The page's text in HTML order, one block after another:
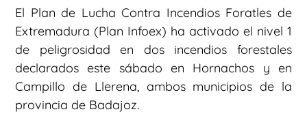
El Plan de Lucha Contra Incendios Foratles de
Extremadura (Plan Infoex) ha activado el nivel 1
de peligrosidad en dos incendios forestales
declarados este sábado en Hornachos y en
Campillo de Llerena, ambos municipios de la
provincia de Badajoz.